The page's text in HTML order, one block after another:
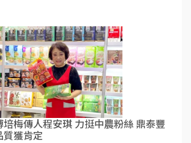
梅傳人程安琪 力挺中農粉絲 鼎泰豐
獲肯定